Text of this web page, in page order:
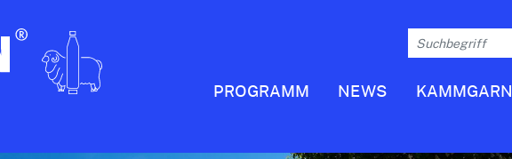
PROGRAMM NEWS KAMMGARN